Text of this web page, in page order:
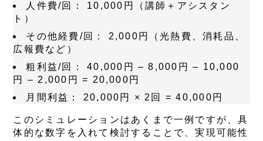
人件費/回：
10,000円（講師＋アシスタン
ト）
その他経費/回：
2,000円（光熱費、消耗品、
広報費など）
粗利益/回：
40,000円 – 8,000円 – 10,000
円 – 2,000円 = 20,000円
月間利益：
20,000円 × 2回 = 40,000円
このシミュレーションはあくまで一例ですが、具
体的な数字を入れて検討することで、実現可能性